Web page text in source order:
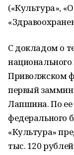
(«Культура»,
С докладом о
национального
Приволжском
первый
Лапшина. По ее
федерального
«Культура»
тыс. 120